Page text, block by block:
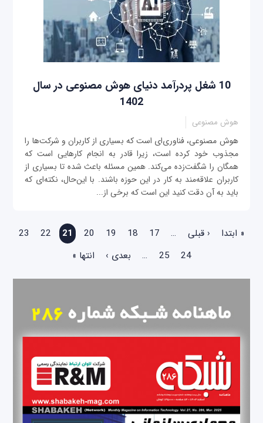
10 شغل پردرآمد دنیای هوش مصنوعی در سال
1402
هوش مصنوعی
هوش مصنوعی، فناوری‌ای است که بسیاری از کاربران و شرکت‌ها را
مجذوب خود کرده است، زیرا قادر به انجام کارهایی است که
همگان را شگفت‌زده می‌کند. همین مسئله باعث شده تا بسیاری از
کاربران علاقه‌مند به کار در این حوزه باشند. با این‌حال، نکته‌ای که
باید به آن دقت کنید این است که برخی از...
صفحه‌ها
« ابتدا ‹ قبلی …
17
18
19
20
21
22
23
24
25
… بعدی › انتها »